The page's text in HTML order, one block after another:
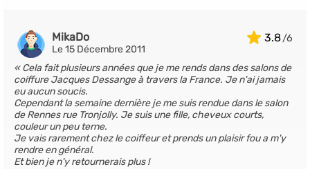
3.8
MikaDo
Le 15 Décembre 2011
Cela fait plusieurs années que je me rends dans des salons de
coiffure Jacques Dessange à travers la France. Je n'ai jamais
eu aucun soucis.
Cependant la semaine dernière je me suis rendue dans le salon
de Rennes rue Tronjolly. Je suis une fille, cheveux courts,
couleur un peu terne.
Je vais rarement chez le coiffeur et prends un plaisir fou a m'y
rendre en général.
Et bien je n'y retournerais plus !